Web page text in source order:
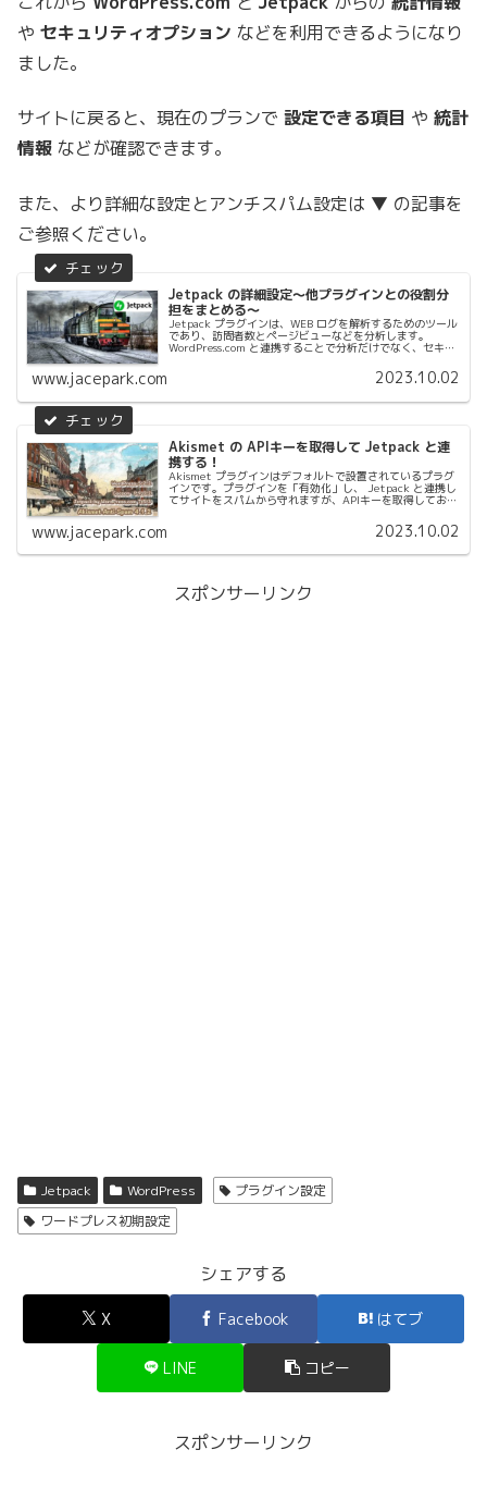
や セキュリティオプション などを利用できるようになり
ました。
サイトに戻ると、現在のプランで 設定できる項目 や 統計
情報 などが確認できます。
また、より詳細な設定とアンチスパム設定は ▼ の記事を
ご参照ください。
Jetpack の詳細設定〜他プラグインとの役割分
担をまとめる〜
Jetpack プラグインは、WEB ログを解析するためのツール
であり、訪問者数とページビューなどを分析します。
WordPress.com と連携することで分析だけでなく、セキュ
www.jacepark.com 2023.10.02
Akismet の APIキーを取得して Jetpack と連
携する！
Akismet プラグインはデフォルトで設置されているプラグ
インです。プラグインを「有効化」し、 Jetpack と連携し
てサイトをスパムから守れますが、APIキーを取得しておく
www.jacepark.com 2023.10.02
スポンサーリンク
Jetpack WordPress
プラグイン設定
ワードプレス初期設定
シェアする
X Facebook はてブ
LINE コピー
スポンサーリンク